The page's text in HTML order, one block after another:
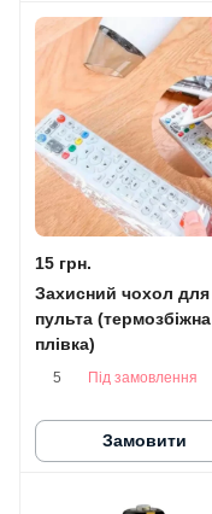
15 грн.
Захисний чохол для
пульта (термозбіжна
плівка)
5 Під замовлення
Замовити